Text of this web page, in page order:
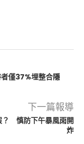
僅37%埋整合隱
下一篇報導
？ 慎防下午暴風雨開
炸